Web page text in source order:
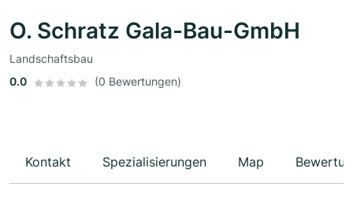
O. Schratz Gala-Bau-GmbH
Landschaftsbau
0.0
(0 Bewertungen)
Kontakt Spezialisierungen Map